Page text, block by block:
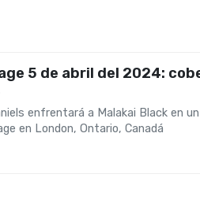
5 de abril del 2024:
enfrentará a Malakai Black en
en London, Ontario, Canadá